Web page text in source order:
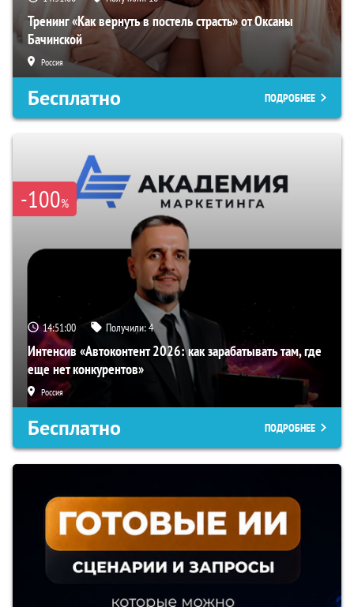
Тренинг «Как вернуть в постель страсть» от Оксаны
Бачинской
Россия
Бесплатно ПОДРОБНЕЕ
-100%
14:50:59 Получили:4
Интенсив «Автоконтент 2026: как зарабатывать там, где
еще нет конкурентов»
Россия
Бесплатно ПОДРОБНЕЕ